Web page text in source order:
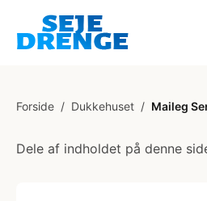
Forside / Dukkehuset / Maileg
Dele af indholdet på denne